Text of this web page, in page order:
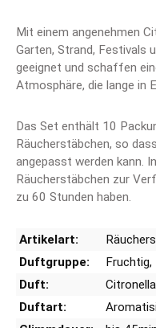
Mit einem angenehmen
Garten, Strand, Festivals
geeignet und schaffen
Atmosphäre, die lange in
Das Set enthält 10
Räucherstäbchen, so
angepasst werden kann.
Räucherstäbchen zur
zu 60 Stunden haben.
Artikelart:
Duftgruppe:
Fruchtig,
Duft:
Citronella
Duftart: